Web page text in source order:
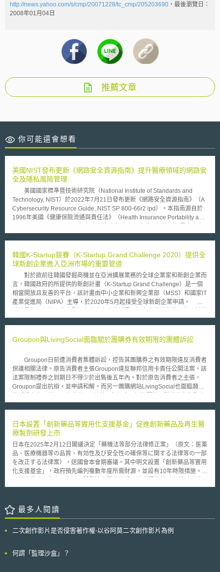
http://news.yahoo.com/s/cmp/20071228/tc_cmp/205203690 ，最後瀏覽日：
2008年01月04日
推薦文章
你可能還會想看
美國NIST發布更新《網路安全資源指南》提升醫療領域的網路安
全及隱私風險管理
美國國家標準暨技術研究院（National Institute of Standards and
Technology, NIST）於2022年7月21日發布更新《網路安全資源指南》（A
Cybersecurity Resource Guide, NIST SP 800-66r2 ipd）。本指南源自於
1996年美國《健康保險流通與責任法》（Health Insurance Portability and
敏感健康資料，並側重於保護由健康照護組織所建立、接收、維護或傳輸之
括就診紀錄、疫苗接種紀錄、處方箋、實驗室結果等患者資料之機密性、完
整性及可用性。其適用對象包含健康照護提供者（Covered Healthcare
Plans）、健康照護資料交換機構（Healthcare Clearinghouses）及為協助
上述對象提供健康照護服務之業務夥伴（Business Associate）均應遵守。
本指南最初於2005年發布並經2008年修訂（NIST SP 800-66r1
ipd），而本次更新主要為整合其他網路安全相關指南，使本指南與《網路
實體可能考慮作為資訊安全計畫的一部分所實施的典型活動；（4）列出受
工具等。特別在本指南第三章風險評估與第四章風險管理提供組織處理之流
程及控制措施，包括安全管理流程、指定安全責任、員工安全、資訊近用管
理、安全意識與培訓、應變計畫、評估及業務夥伴契約等。而在管理方面包
括設施權限控管、工作站使用及安全、設備媒體控制；技術方面則包含近用
與審計控管、完整性、個人或實體身分驗證及傳輸安全。上述組織要求得由
政策、程序規範、業務夥伴契約、團體健康計畫所組成，以助於改善醫療領
域的網路安全及隱私保護風險管理。預計本指南更新將徵求公眾意見至
2022年9月21日止。
韓國K-Startup競賽（K-Startup Grand Challenge 2020）提供全
球新創企業進入亞洲市場的重要管道
對於欲前往韓國發掘商機並在亞洲擴展業務的全球企業家和新創企業而
言，韓國政府的所提供的新創計畫（K-Startup Grand Challenge）是一個
相當開放且友善的平台，該計畫由中小企業和新興企業部（MSS）和國家IT
產業促進局（NIPA）主導，於2020年5月起接受全球新創企業申請。
一步開拓國際市場的外國新創企業，其申請基本條件如下： 7年內成立的全
雛形的產品或服務，且處於初始階段的新創公司。 通過申請的企業將
透過交流學習可促進新創企業，有機會與韓國大型企業集團接觸，獲取與該
大型企業合作的可能。 韓國為使其成為亞洲新創產業中心，積極資
助、指導許多的新創企業，且陸續成立相關競賽與計畫，提供新創公司發展
的平台，例如，國土交通省舉辦”智能挑戰賽”，鼓勵企業採用創新技術解決
Groupon與LivingSocial面臨關於團購券有效期限的團體訴訟
Groupon日前遭消費者集體訴訟，控告其團購券之有效期限違反消費者
保護相關法律。原告消費者主張Groupon違反聯邦信用卡責任公開法案，該
法案限制禮券之到期日不得少於出售後五年內。對於原告消費者之主張，
Groupon提出抗辯，並申請和解。而另一團購網站LivingSocial也面臨類似
爭議。在以上兩個案例中，核心問題均涉及，Groupon與LivingSocial所提
於，聯邦法律規定禮券到期日不得短於五年，而此規定是否適用於團購網站
所提供之票券，目前尚有疑義。就團購券有效期限的現狀而言，團購禮券上
價)，前者係指消費者在此交易中原本所應支出之費用，後者則指折扣價
格。舉例而言，消費者購買25美元的團購券後，得前往義式餐廳享有價值
50美元的餐點，而若是團購券折扣到期後，消費者仍得以團購券換取市價
25美元的餐點，但無折扣。
日本設置「創新藥品等實用化支援基金」促進創新藥品及再生醫
療製劑研發上市
日本在2025年2月12日閣議決定「藥機法等部分法律修正案」（原文：医薬
品、医療機器等の品質、有効性及び安全性の確保等に関する法律等の一部
を改正する法律案），送國會本會期審議。其中明文設置「創新藥品等實用
化支援基金」，政府預先編列複數年度所需財源，並設有10年時限措施。此
究所）負責實施，追加創新藥品等實用化支援事業為研究所新業務，並明定
及再生醫療製劑」（下稱創新藥品等）之實用化，整備研發所必要之具規模
的設施及設備，並提供從事於創新藥品等實用化之人得以共同使用，以增加
要支援之事業者（下稱創新藥品等實用化支援事業者），由研究所提供其必
業，向厚生勞動大臣提出申請書取得認定。 該基金由政府與製藥企業等共
最多人閱讀
二次創作影片是否侵害著作權-以谷阿莫二次創作影片為例
何謂「監理沙盒」？